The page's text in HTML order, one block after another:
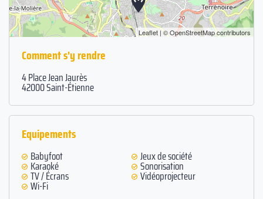
Leaflet | ©OpenStreetMapcontributors
Comment s'y rendre
4 Place Jean Jaurès
42000 Saint-Étienne
Equipements
Babyfoot Jeux de société
Karaoké Sonorisation
TV / Écrans Vidéoprojecteur
Wi-Fi